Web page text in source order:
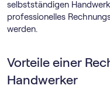
selbstständigen
professionelles
werden.
Vorteile einer
Handwerker